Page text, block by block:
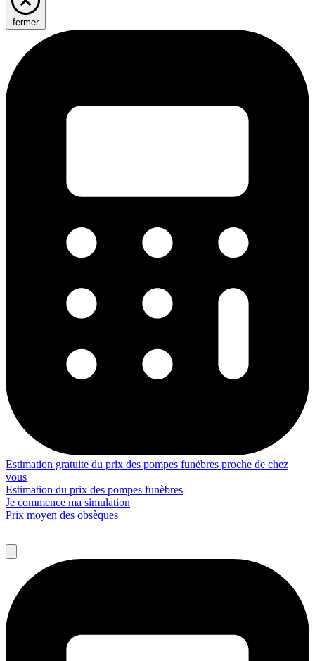
fermer
Estimation gratuite du prix des pompes funèbres proche de chez
vous
Estimation du prix des pompes funèbres
Je commence ma simulation
Prix moyen des obsèques